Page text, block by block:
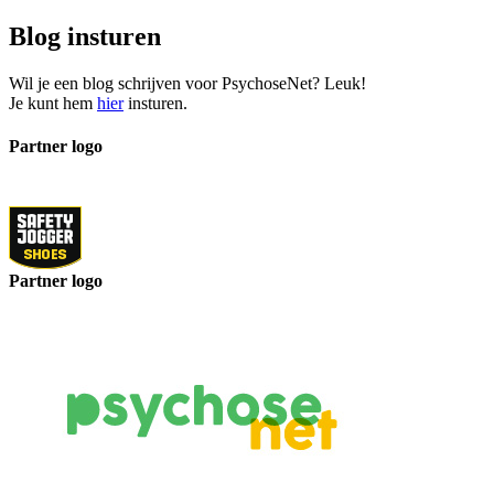
Blog insturen
Wil je een blog schrijven voor PsychoseNet? Leuk!
Je kunt hem hierinsturen.
Partner logo
Partner logo